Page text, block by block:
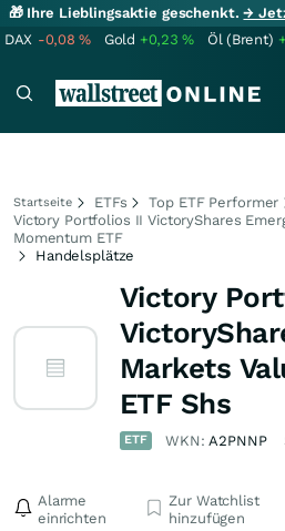
🎁 Ihre Lieblingsaktie geschenkt.→
DAX -0,08% Gold +0,23% Öl (Brent)
Startseite ETFs
Top ETF Performer
Victory Portfolios II VictoryShares
Momentum ETF
Handelsplätze
Victory
Markets
ETF Shs
ETF WKN:A2PNNP
Alarme
einrichten
Zur Watchlist
hinzufügen